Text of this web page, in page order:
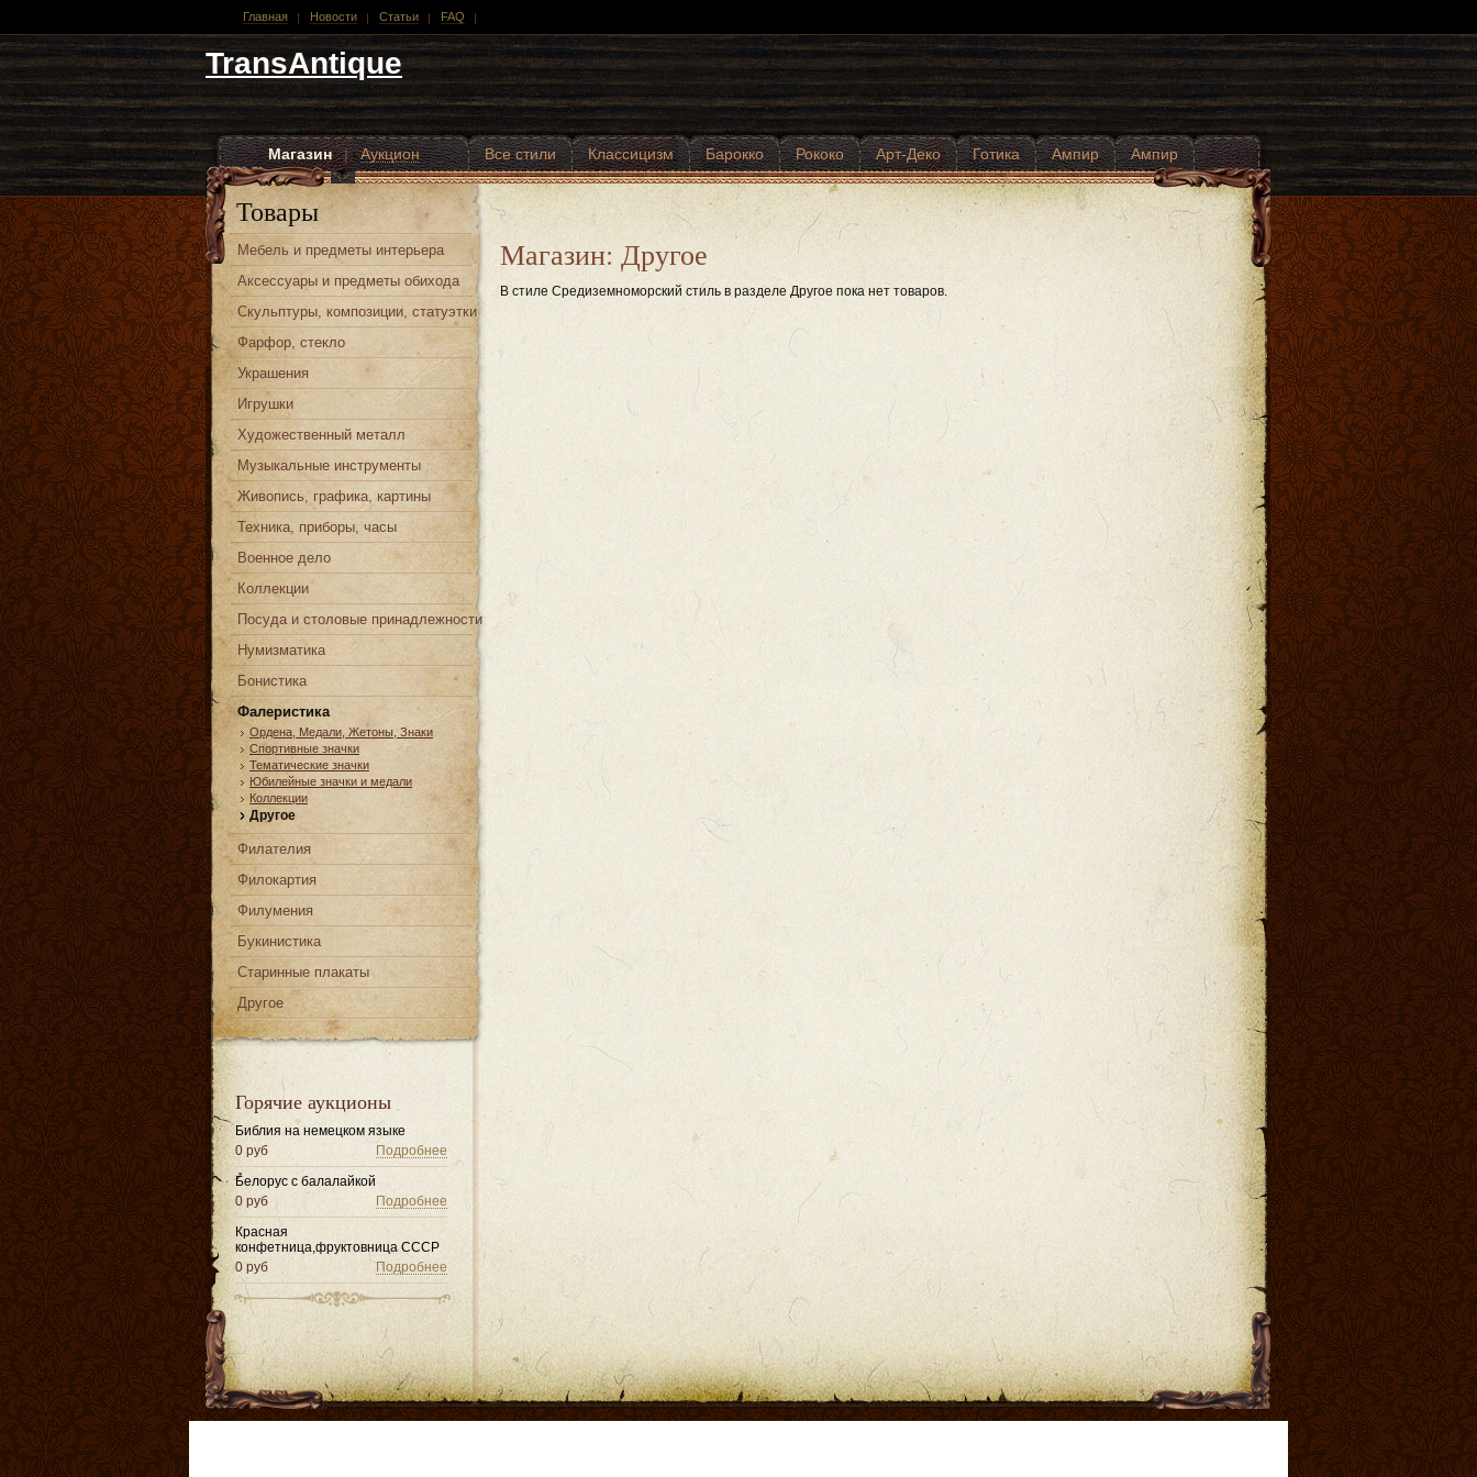
Главная Новости Статьи FAQ
TransAntique
Магазин | Аукцион Все стили Классицизм Барокко Рококо Арт-Деко Готика Ампир
Ампир
Другие стили
Товары
Мебель и предметы интерьера
Аксессуары и предметы обихода
Скульптуры, композиции, статуэтки
Фарфор, стекло
Украшения
Игрушки
Художественный металл
Музыкальные инструменты
Живопись, графика, картины
Техника, приборы, часы
Военное дело
Коллекции
Посуда и столовые принадлежности
Нумизматика
Бонистика
Фалеристика
Ордена, Медали, Жетоны, Знаки
Спортивные значки
Тематические значки
Юбилейные значки и медали
Коллекции
Другое
Филателия
Филокартия
Филумения
Букинистика
Старинные плакаты
Другое
Горячие аукционы
Библия на немецком языке
Подробнее
0 руб
Белорус с балалайкой
Подробнее
0 руб
Красная
конфетница,фруктовница СССР
Подробнее
0 руб
Магазин: Другое
В стиле Средиземноморский стиль в разделе Другое пока нет товаров.